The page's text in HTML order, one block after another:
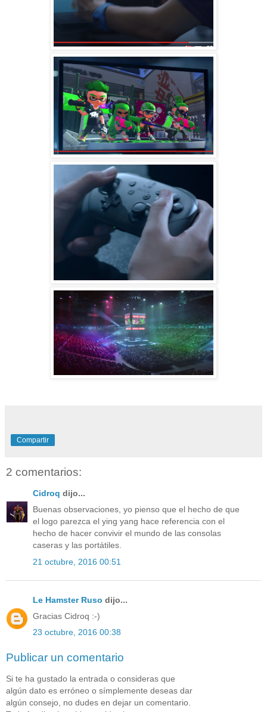
Compartir
2 comentarios:
Cidroq dijo...
Buenas observaciones, yo pienso que el hecho de que
el logo parezca el ying yang hace referencia con el
hecho de hacer convivir el mundo de las consolas
caseras y las portátiles.
21 octubre, 2016 00:51
Le Hamster Ruso dijo...
Gracias Cidroq :-)
23 octubre, 2016 00:38
Publicar un comentario
Si te ha gustado la entrada o consideras que
algún dato es erróneo o símplemente deseas dar
algún consejo, no dudes en dejar un comentario.